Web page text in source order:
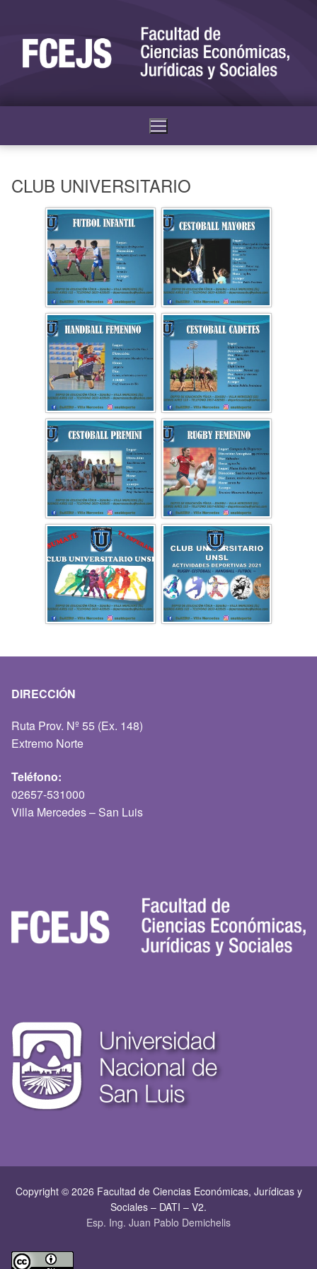
CLUB UNIVERSITARIO
DIRECCIÓN
Ruta Prov. Nº 55 (Ex. 148)
Extremo Norte
Teléfono:
02657-531000
Villa Mercedes – San Luis
Copyright © 2026 Facultad de Ciencias Económicas, Jurí­dicas y
Sociales – DATI – V2.
Esp. Ing. Juan Pablo Demichelis